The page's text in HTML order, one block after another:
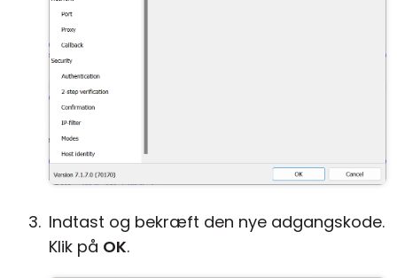
Indtast og bekræft den nye adgangskode.
Klik på OK.